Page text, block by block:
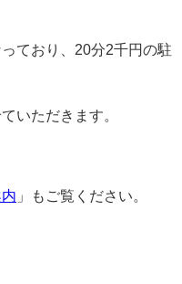
ており、20分2千円の駐
いただきます。
」もご覧ください。